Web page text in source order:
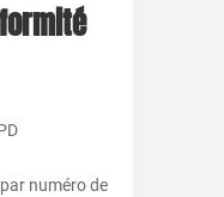
numéro de